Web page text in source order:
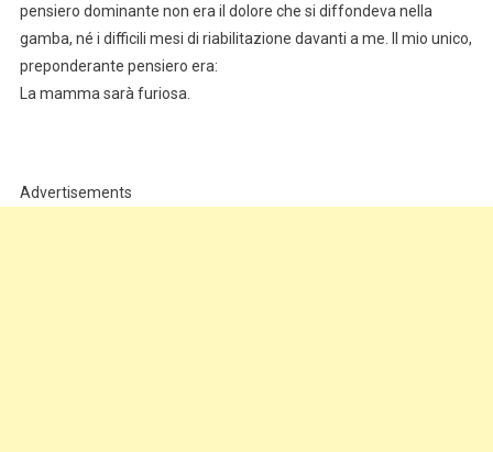
pensiero dominante non era il dolore che si diffondeva nella
gamba, né i difficili mesi di riabilitazione davanti a me. Il mio unico,
preponderante pensiero era:
La mamma sarà furiosa.
Advertisements